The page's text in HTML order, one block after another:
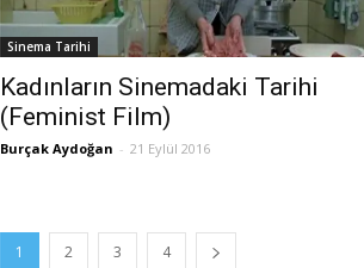
Sinema Tarihi
Kadınların Sinemadaki Tarihi
(Feminist Film)
Burçak Aydoğan - 21 Eylül 2016
1 2 3 4